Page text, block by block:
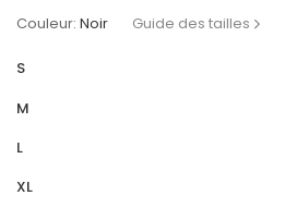
Couleur: Noir Guide des tailles
S
M
L
XL